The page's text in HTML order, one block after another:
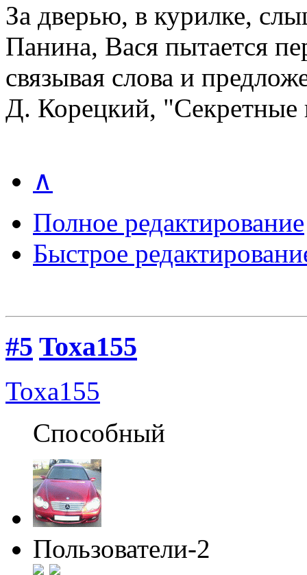
За дверью, в курилке,
Панина, Вася пытается
связывая слова и
Д. Корецкий, "Секретные
∧
Полное редактирование
Быстрое
#5 Toxa155
Toxa155
Способный
Пользователи-2